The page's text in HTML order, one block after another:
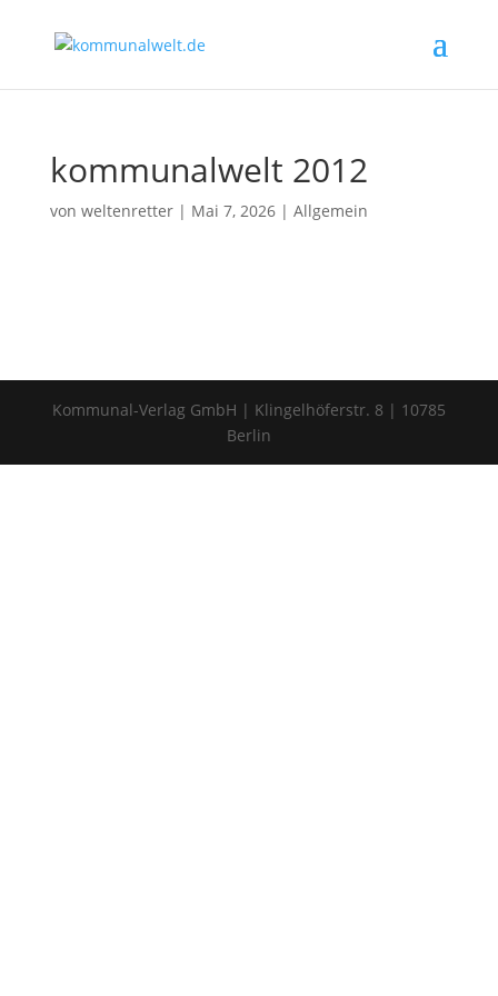
kommunalwelt 2012
von weltenretter| Mai 7, 2026| Allgemein
Kommunal-Verlag GmbH | Klingelhöferstr. 8 | 10785
Berlin